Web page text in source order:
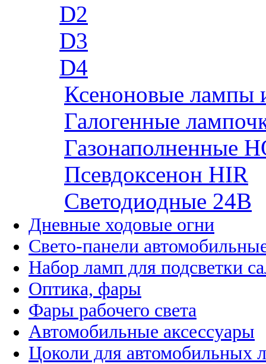
D2
D3
D4
Ксеноновые лампы
Галогенные
Газонаполненные
Псевдоксенон HIR
Cветодиодные 24B
Дневные ходовые огни
Свето-панели
Набор ламп для подсветки
Оптика, фары
Фары рабочего света
Автомобильные аксессуары
Цоколи для автомобильных